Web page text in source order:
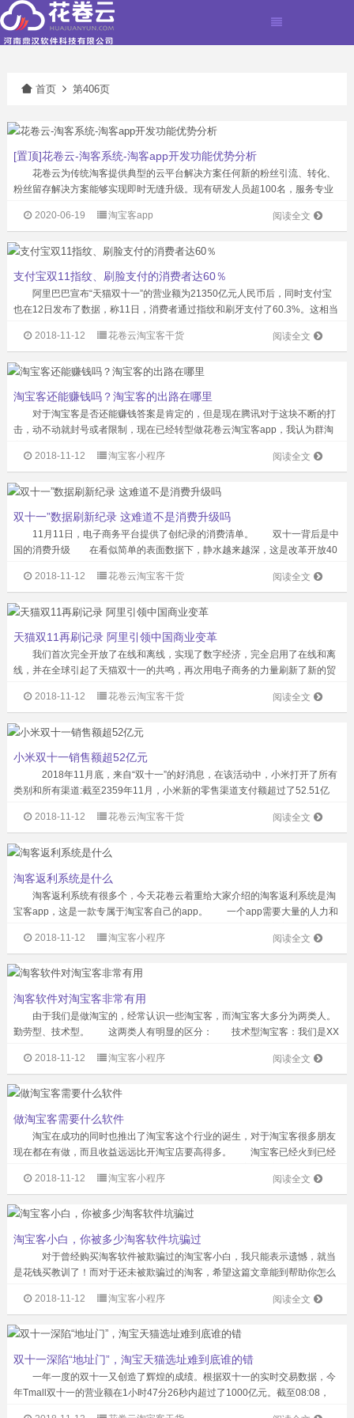
首页 第406页
[置顶]花卷云-淘客系统-淘客app开发功能优势分析
花卷云为传统淘客提供典型的云平台解决方案任何新的粉丝引流、转化、
粉丝留存解决方案能够实现即时无缝升级。现有研发人员超100名，服务专业
累计为站长创造佣金超2亿...
阅读全文
2020-06-19 淘宝客app
支付宝双11指纹、刷脸支付的消费者达60％
阿里巴巴宣布“天猫双十一”的营业额为21350亿元人民币后，同时支付宝
也在12日发布了数据，称11日，消费者通过指纹和刷牙支付了60.3%。这相当
几年前，“指纹识别”...
阅读全文
2018-11-12 花卷云淘宝客干货
淘宝客还能赚钱吗？淘宝客的出路在哪里
对于淘宝客是否还能赚钱答案是肯定的，但是现在腾讯对于这块不断的打
击，动不动就封号或者限制，现在已经转型做花卷云淘宝客app，我认为群淘
员，不管需不需要，群成员要忍受这些...
阅读全文
2018-11-12 淘宝客小程序
双十一”数据刷新纪录 这难道不是消费升级吗
11月11日，电子商务平台提供了创纪录的消费清单。 双十一背后是中
国的消费升级 在看似简单的表面数据下，静水越来越深，这是改革开放40
于中国经济的持续增长和中国人民...
阅读全文
2018-11-12 花卷云淘宝客干货
天猫双11再刷记录 阿里引领中国商业变革
我们首次完全开放了在线和离线，实现了数字经济，完全启用了在线和离
线，并在全球引起了天猫双十一的共鸣，再次用电子商务的力量刷新了新的贸
1682亿英镑，轻松超过...
阅读全文
2018-11-12 花卷云淘宝客干货
小米双十一销售额超52亿元
2018年11月底，来自“双十一”的好消息，在该活动中，小米打开了所有
类别和所有渠道:截至2359年11月，小米新的零售渠道支付额超过了52.51亿
兼首席执行官雷...
阅读全文
2018-11-12 花卷云淘宝客干货
淘客返利系统是什么
淘客返利系统有很多个，今天花卷云着重给大家介绍的淘客返利系统是淘
宝客app，这是一款专属于淘宝客自己的app。 一个app需要大量的人力和
要这么麻烦，花卷云有专业售...
阅读全文
2018-11-12 淘宝客小程序
淘客软件对淘宝客非常有用
由于我们是做淘宝的，经常认识一些淘宝客，而淘宝客大多分为两类人。
勤劳型、技术型。 这两类人有明显的区分： 技术型淘宝客：我们是XX
友上班工资的十倍以上。 勤劳型淘...
阅读全文
2018-11-12 淘宝客小程序
做淘宝客需要什么软件
淘宝在成功的同时也推出了淘宝客这个行业的诞生，对于淘宝客很多朋友
现在都在有做，而且收益远远比开淘宝店要高得多。 淘宝客已经火到已经
宝客到底是用什么淘客软件好。 对于...
阅读全文
2018-11-12 淘宝客小程序
淘宝客小白，你被多少淘客软件坑骗过
对于曾经购买淘客软件被欺骗过的淘宝客小白，我只能表示遗憾，就当
是花钱买教训了！而对于还未被欺骗过的淘客，希望这篇文章能到帮助你怎么
客人员能否根据自身运营需要，设定微...
阅读全文
2018-11-12 淘宝客小程序
双十一深陷“地址门”，淘宝天猫选址难到底谁的错
一年一度的双十一又创造了辉煌的成绩。根据双十一的实时交易数据，今
年Tmall双十一的营业额在1小时47分26秒内超过了1000亿元。截至08:08，